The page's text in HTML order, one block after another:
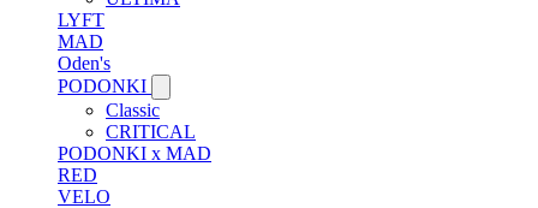
LYFT
MAD
Oden's
PODONKI
Classic
CRITICAL
PODONKI x MAD
RED
VELO